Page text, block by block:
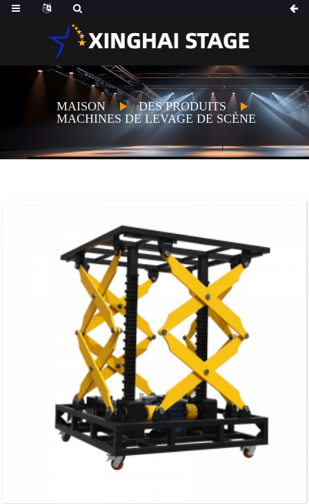
MAISON
DES PRODUITS
MACHINES DE LEVAGE DE SCÈNE